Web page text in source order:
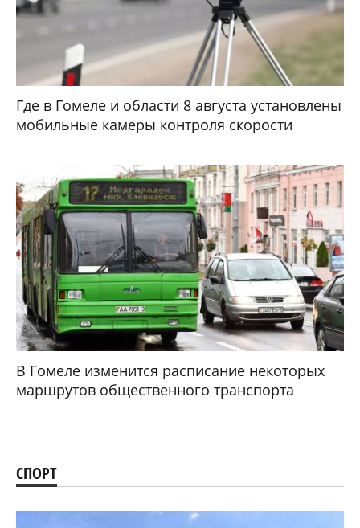
Где в Гомеле и области 8 августа установлены
мобильные камеры контроля скорости
В Гомеле изменится расписание некоторых
маршрутов общественного транспорта
СПОРТ